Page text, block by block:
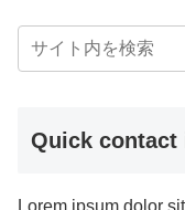
Quick contact
Lorem ipsum dolor